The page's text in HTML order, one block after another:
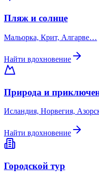
Пляж и солнце
Мальорка, Крит, Алгарве…
Найти вдохновение
Природа и
Исландия, Норвегия,
Найти вдохновение
Городской тур